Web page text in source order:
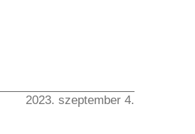
2023. szeptember 4.